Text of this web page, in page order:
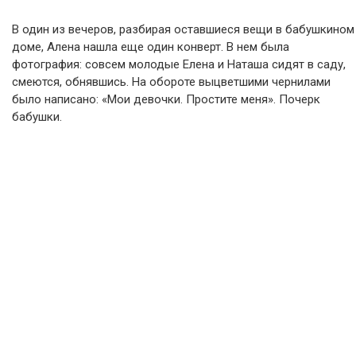
В один из вечеров, разбирая оставшиеся вещи в бабушкином
доме, Алена нашла еще один конверт. В нем была
фотография: совсем молодые Елена и Наташа сидят в саду,
смеются, обнявшись. На обороте выцветшими чернилами
было написано: «Мои девочки. Простите меня». Почерк
бабушки.